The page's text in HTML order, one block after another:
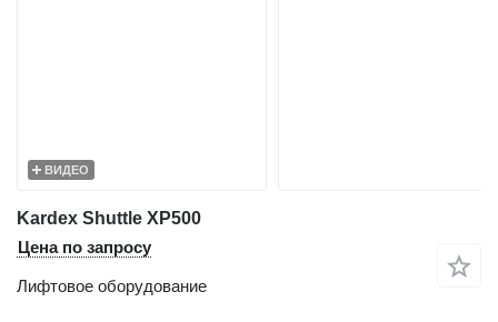
ВИДЕО
Kardex Shuttle XP500
Цена по запросу
Лифтовое оборудование